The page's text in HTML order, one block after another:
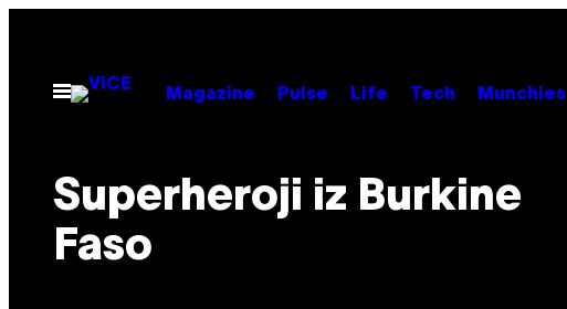
садржај
Otvori
Meni
Magazine Pulse Life Tech Munchies
Superheroji iz Burkine
Faso